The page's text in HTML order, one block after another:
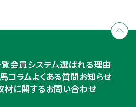
申込
会員システム選ばれる理由
コラムよくある質問お知らせ
材に関するお問い合わせ